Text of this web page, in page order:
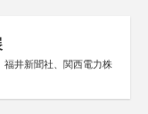
福井新聞社、関西電力株